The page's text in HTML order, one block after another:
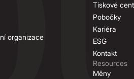
organizace
Tiskové
Pobočky
Kariéra
ESG
Kontakt
Resources
Měny